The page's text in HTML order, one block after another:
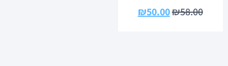
₪58.00
₪50.00